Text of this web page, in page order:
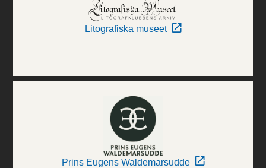
Litografiska museet
Prins Eugens Waldemarsudde